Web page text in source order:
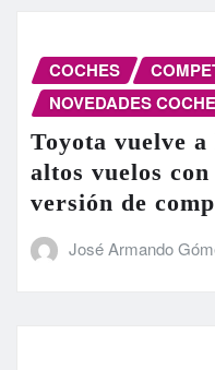
COCHES
NOVEDADES
Toyota vuelve
altos vuelos
versión de
José Armando